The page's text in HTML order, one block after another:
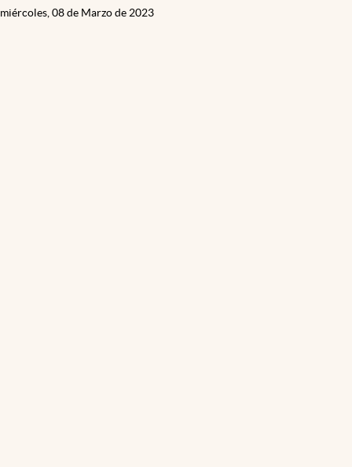
miércoles, 08 de Marzo de 2023